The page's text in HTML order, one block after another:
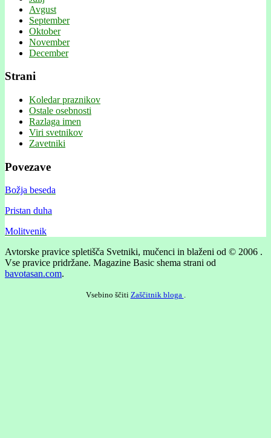
Avgust
September
Oktober
November
December
Strani
Koledar praznikov
Ostale osebnosti
Razlaga imen
Viri svetnikov
Zavetniki
Povezave
Božja beseda
Pristan duha
Molitvenik
Avtorske pravice spletišča Svetniki, mučenci in blaženi od © 2006 .
Vse pravice pridržane. Magazine Basic shema strani od
bavotasan.com.
Vsebino ščiti Zaščitnik bloga .